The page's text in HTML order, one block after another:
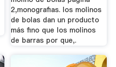
2,monografias. los molinos
de bolas dan un producto
más fino que los molinos
de barras por que,.